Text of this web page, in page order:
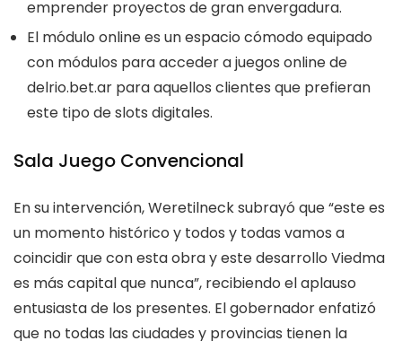
emprender proyectos de gran envergadura.
El módulo online es un espacio cómodo equipado
con módulos para acceder a juegos online de
delrio.bet.ar para aquellos clientes que prefieran
este tipo de slots digitales.
Sala Juego Convencional
En su intervención, Weretilneck subrayó que “este es
un momento histórico y todos y todas vamos a
coincidir que con esta obra y este desarrollo Viedma
es más capital que nunca”, recibiendo el aplauso
entusiasta de los presentes. El gobernador enfatizó
que no todas las ciudades y provincias tienen la